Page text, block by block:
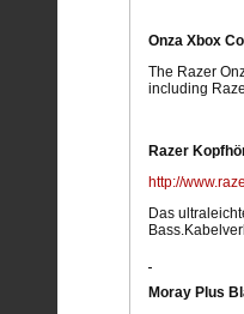
Onza Xbox
The Razer
including
Razer
http://
Das
Moray Plus